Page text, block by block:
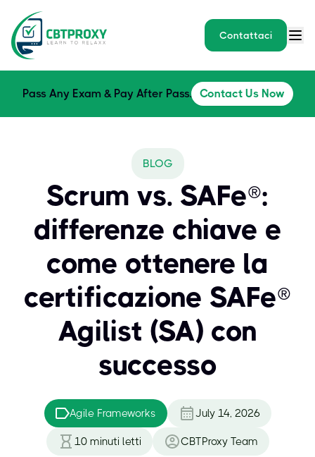
Contattaci
Pass Any Exam & Pay After Pass. Contact Us Now
BLOG
Scrum vs. SAFe®:
differenze chiave e
come ottenere la
certificazione SAFe®
Agilist (SA) con
successo
Agile Frameworks July 14, 2026
10 minuti letti CBTProxy Team